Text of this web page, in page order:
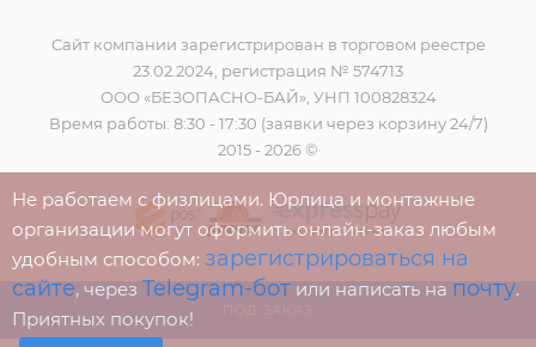
Сайт компании зарегистрирован в торговом реестре
23.02.2024, регистрация № 574713
ООО «БЕЗОПАСНО-БАЙ», УНП 100828324
Время работы: 8:30 - 17:30 (заявки через корзину 24/7)
2015 - 2026 ©
Не работаем с физлицами. Юрлица и монтажные
организации могут оформить онлайн-заказ любым
удобным способом: зарегистрироваться на
сайте, через Telegram-бот или написать на почту.
Приятных покупок!